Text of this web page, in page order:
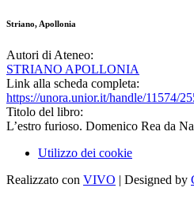
Striano, Apollonia
Autori di Ateneo:
STRIANO APOLLONIA
Link alla scheda completa:
https://unora.unior.it/handle/11574/
Titolo del libro:
L’estro furioso. Domenico Rea da
Utilizzo dei cookie
Realizzato con VIVO | Designed by